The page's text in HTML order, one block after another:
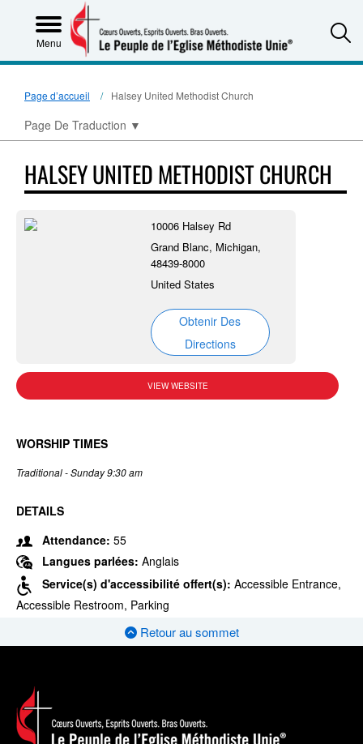
Menu
Page d’accueil Halsey United Methodist Church
Page De Traduction ▼
HALSEY UNITED METHODIST CHURCH
10006 Halsey Rd
Grand Blanc, Michigan,
48439-8000
United States
Obtenir Des
Directions
VIEW WEBSITE
WORSHIP TIMES
Traditional - Sunday 9:30 am
DETAILS
Attendance: 55
Langues parlées: Anglais
Service(s) d'accessibilité offert(s): Accessible Entrance,
Accessible Restroom, Parking
Retour au sommet